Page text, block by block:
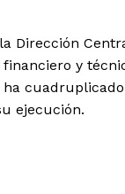
Dirección
y
ejecución.